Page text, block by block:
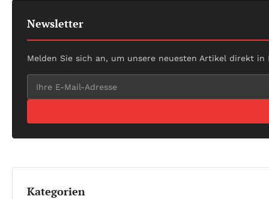
Newsletter
Melden Sie sich an, um unsere neuesten Artikel direkt
Kategorien